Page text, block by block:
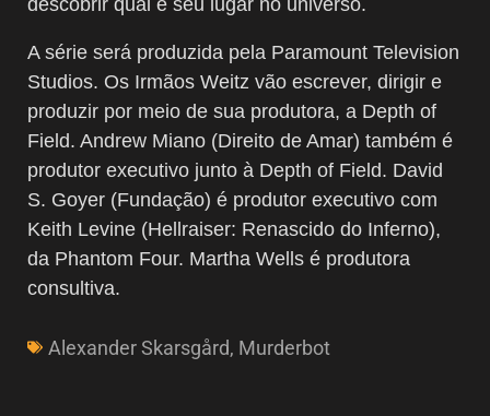
A série será produzida pela Paramount Television
Studios. Os Irmãos Weitz vão escrever, dirigir e
produzir por meio de sua produtora, a Depth of
Field. Andrew Miano (Direito de Amar) também é
produtor executivo junto à Depth of Field. David
S. Goyer (Fundação) é produtor executivo com
Keith Levine (Hellraiser: Renascido do Inferno),
da Phantom Four. Martha Wells é produtora
consultiva.
Alexander Skarsgård, Murderbot